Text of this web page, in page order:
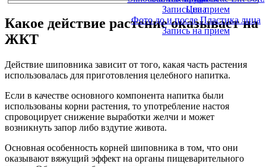
Цена
Фото до и после Пластика лица
Запись на прием
Запись на прием
Какое действие растение оказывает на
ЖКТ
Действие шиповника зависит от того, какая часть растения
использовалась для приготовления целебного напитка.
Если в качестве основного компонента напитка были
использованы корни растения, то употребление настоя
спровоцирует снижение выработки желчи и может
возникнуть запор либо вздутие живота.
Основная особенность корней шиповника в том, что они
оказывают вяжущий эффект на органы пищеварительного